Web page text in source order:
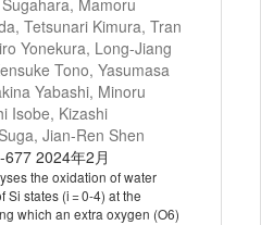
Mamoru
Tetsunari Kimura, Tran
Yonekura, Long-Jiang
Tono, Yasumasa
Yabashi, Minoru
Isobe, Kizashi
Jian-Ren Shen
2024年2月
the oxidation of water
Si states (i = 0-4) at the
which an extra oxygen (O6)